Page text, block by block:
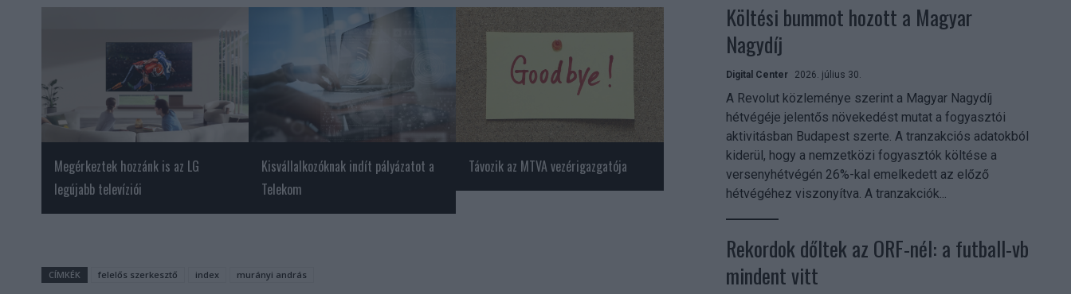
Megérkeztek hozzánk is az LG
legújabb televíziói
Kisvállalkozóknak indít pályázatot a
Telekom
Távozik az MTVA vezérigazgatója
CÍMKÉK felelős szerkesztő index murányi andrás
Költési bummot hozott a Magyar
Nagydíj
Digital Center 2026. július 30.
A Revolut közleménye szerint a Magyar Nagydíj
hétvégéje jelentős növekedést mutat a fogyasztói
aktivitásban Budapest szerte. A tranzakciós adatokból
kiderül, hogy a nemzetközi fogyasztók költése a
versenyhétvégén 26%-kal emelkedett az előző
hétvégéhez viszonyítva. A tranzakciók...
Rekordok dőltek az ORF-nél: a futball-vb
mindent vitt